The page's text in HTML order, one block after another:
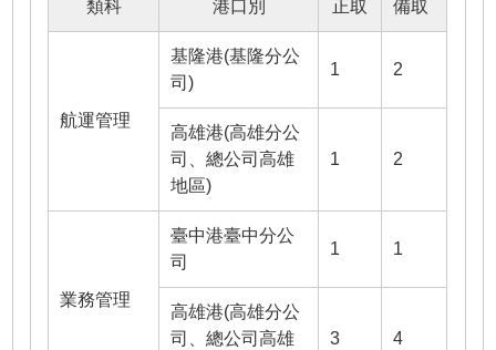
類科 港口別 正取 備取
航運管理
基隆港(基隆分公
司)
1 2
高雄港(高雄分公
司、總公司高雄
地區)
1 2
業務管理
臺中港臺中分公
司
1 1
高雄港(高雄分公
司、總公司高雄
3 4